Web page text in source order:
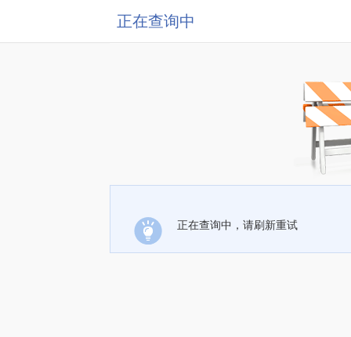
正在查询中
正在查询中，请刷新重试